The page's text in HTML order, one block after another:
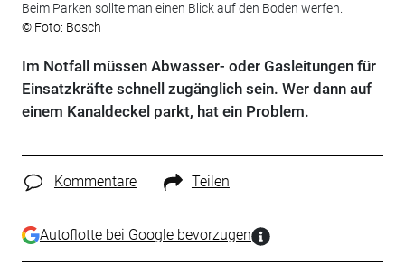
Beim Parken sollte man einen Blick auf den Boden werfen.
© Foto: Bosch
Im Notfall müssen Abwasser- oder Gasleitungen für
Einsatzkräfte schnell zugänglich sein. Wer dann auf
einem Kanaldeckel parkt, hat ein Problem.
Kommentare Teilen
Autoflotte bei Google bevorzugen